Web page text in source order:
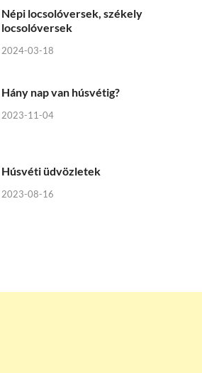
Népi locsolóversek, székely
locsolóversek
2024-03-18
Hány nap van húsvétig?
2023-11-04
Húsvéti üdvözletek
2023-08-16